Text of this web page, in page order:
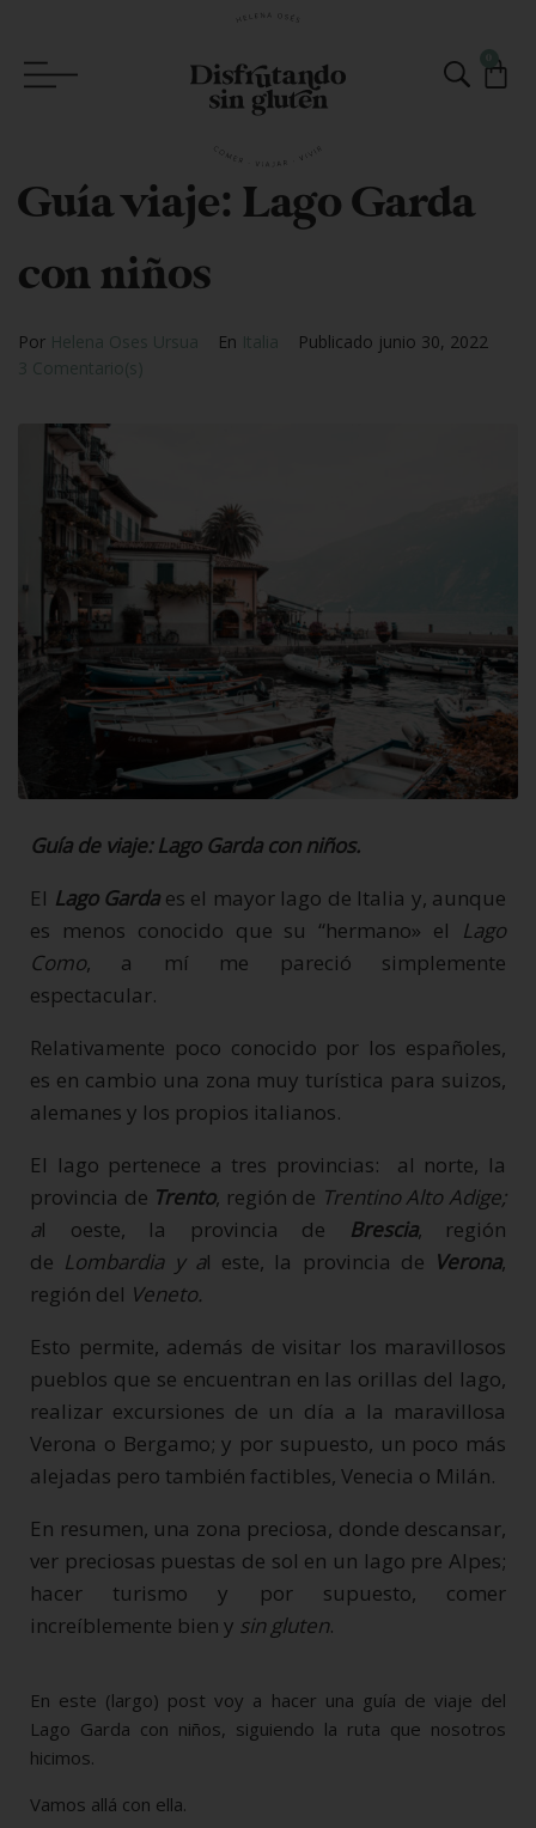
Guía viaje: Lago Garda
con niños
Por Helena Oses Ursua En Italia Publicado junio 30, 2022
3 Comentario(s)
Guía de viaje: Lago Garda con niños.
El Lago Gardaes el mayor lago de Italia y, aunque
es menos conocido que su “hermano» el Lago
Como, a mí me pareció simplemente
espectacular.
Relativamente poco conocido por los españoles,
es en cambio una zona muy turística para suizos,
alemanes y los propios italianos.
El lago pertenece a tres provincias: al norte, la
provincia de Trento, región de Trentino Alto Adige;
al oeste, la provincia de Brescia, región
de Lombardia y al este, la provincia de Verona,
región del Veneto.
Esto permite, además de visitar los maravillosos
pueblos que se encuentran en las orillas del lago,
realizar excursiones de un día a la maravillosa
Verona o Bergamo; y por supuesto, un poco más
alejadas pero también factibles, Venecia o Milán.
En resumen, una zona preciosa, donde descansar,
ver preciosas puestas de sol en un lago pre Alpes;
hacer turismo y por supuesto, comer
increíblemente bien y sin gluten.
En este (largo) post voy a hacer una guía de viaje del
Lago Garda con niños, siguiendo la ruta que nosotros
hicimos.
Vamos allá con ella.